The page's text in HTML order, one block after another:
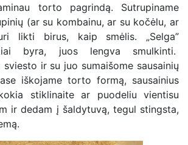
torto pagrindą. Sutrupiname
(ar su kombainu, ar su kočėlu, ar
likti birus, kaip smėlis. „Selga”
byra, juos lengva smulkinti.
ir su juo sumaišome sausainių
iškojame torto formą, sausainius
stiklinaite ar puodeliu vientisu
ir dedam į šaldytuvą, tegul stingsta,